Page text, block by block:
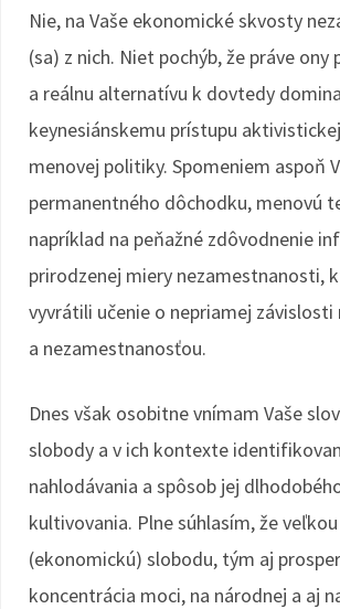
Nie, na Vaše ekonomické skvosty
(sa) z nich. Niet pochýb, že práve ony
a reálnu alternatívu k dovtedy
keynesiánskemu prístupu
menovej politiky. Spomeniem aspoň
permanentného dôchodku, menovú
napríklad na peňažné zdôvodnenie
prirodzenej miery nezamestnanosti,
vyvrátili učenie o nepriamej
a nezamestnanosťou.
Dnes však osobitne vnímam Vaše
slobody a v ich kontexte
nahlodávania a spôsob jej
kultivovania. Plne súhlasím, že
(ekonomickú) slobodu, tým aj
koncentrácia moci, na národnej a aj